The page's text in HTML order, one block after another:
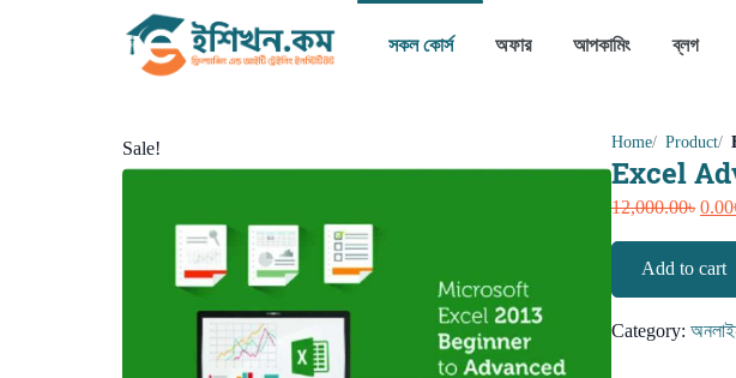
সকল কোর্স অফার আপকামিং ব্লগ
Sale! Home Product
Excel
12,000.00৳
was:
0.00
Course)
Add to cart
Category: